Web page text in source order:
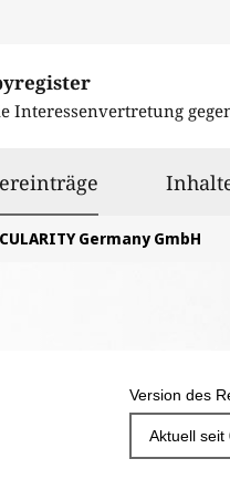
Interessenvertretung
ausgewählt
Germany GmbH
Version des